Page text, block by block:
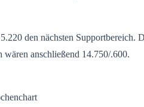
den nächsten
wären anschließend 14.750/.600.